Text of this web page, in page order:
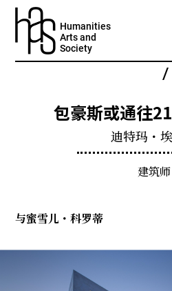
Humanities
Arts and
Society
/
包豪斯或通往
迪特玛・
建筑师
与蜜雪儿・科罗蒂